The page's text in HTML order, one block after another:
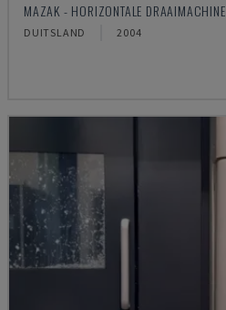
MAZAK - HORIZONTALE DRAAIMACHINE
DUITSLAND 2004